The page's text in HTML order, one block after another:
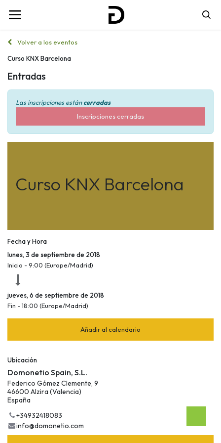
Volver a los eventos
Curso KNX Barcelona
Entradas
Las inscripciones estáncerradas
Inscripciones cerradas
Curso KNX Barcelona
Fecha y Hora
lunes, 3 de septiembre de 2018
Inicio - 9:00 (Europe/Madrid)
jueves, 6 de septiembre de 2018
Fin - 18:00 (Europe/Madrid)
Añadir al calendario
Ubicación
Domonetio Spain, S.L.
Federico Gómez Clemente, 9
46600 Alzira (Valencia)
España
+34932418083
info@domonetio.com